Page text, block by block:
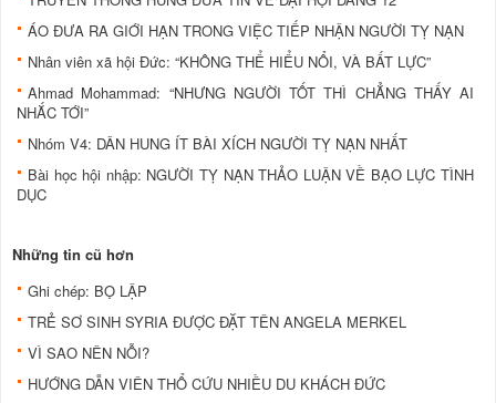
ÁO ĐƯA RA GIỚI HẠN TRONG VIỆC TIẾP NHẬN NGƯỜI TỴ NẠN
Nhân viên xã hội Đức: “KHÔNG THỂ HIỂU NỔI, VÀ BẤT LỰC”
Ahmad Mohammad: “NHƯNG NGƯỜI TỐT THÌ CHẲNG THẤY AI
NHẮC TỚI”
Nhóm V4: DÂN HUNG ÍT BÀI XÍCH NGƯỜI TỴ NẠN NHẤT
Bài học hội nhập: NGƯỜI TỴ NẠN THẢO LUẬN VỀ BẠO LỰC TÌNH
DỤC
Những tin cũ hơn
Ghi chép: BỌ LẬP
TRẺ SƠ SINH SYRIA ĐƯỢC ĐẶT TÊN ANGELA MERKEL
VÌ SAO NÊN NỖI?
HƯỚNG DẪN VIÊN THỔ CỨU NHIỀU DU KHÁCH ĐỨC